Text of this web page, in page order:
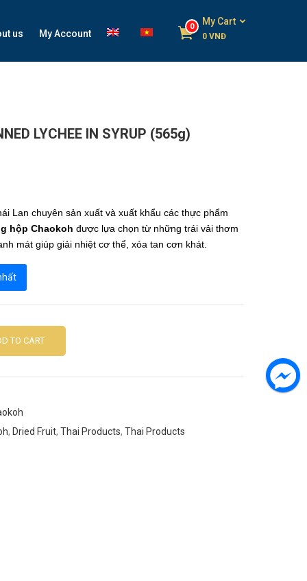
us My Account
0 My Cart
0 VNĐ
LYCHEE IN SYRUP (565g)
Lan chuyên sản xuất và xuất khẩu các thực phẩm
hộp Chaokoh được lựa chọn từ những trái vải thơm
mát giúp giải nhiệt cơ thể, xóa tan cơn khát.
TO CART
, Dried Fruit, Thai Products, Thai Products